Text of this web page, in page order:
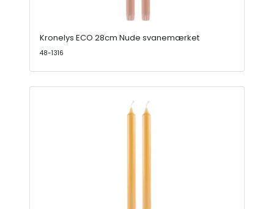
Kronelys ECO 28cm Nude svanemærket
48-1316